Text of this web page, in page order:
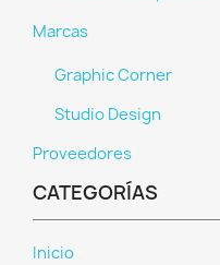
Marcas
Graphic Corner
Studio Design
Proveedores
CATEGORÍAS
Inicio